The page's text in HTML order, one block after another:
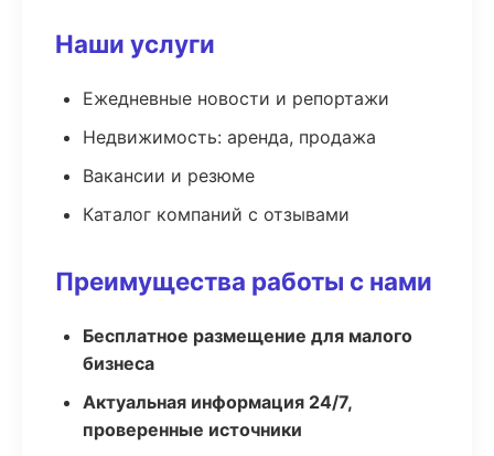
Наши услуги
Ежедневные новости и репортажи
Недвижимость: аренда, продажа
Вакансии и резюме
Каталог компаний с отзывами
Преимущества работы с нами
Бесплатное размещение для малого
бизнеса
Актуальная информация 24/7,
проверенные источники